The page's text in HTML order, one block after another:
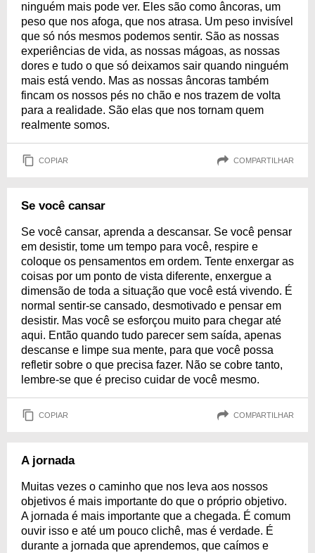
ninguém mais pode ver. Eles são como âncoras, um
peso que nos afoga, que nos atrasa. Um peso invisível
que só nós mesmos podemos sentir. São as nossas
experiências de vida, as nossas mágoas, as nossas
dores e tudo o que só deixamos sair quando ninguém
mais está vendo. Mas as nossas âncoras também
fincam os nossos pés no chão e nos trazem de volta
para a realidade. São elas que nos tornam quem
realmente somos.
COPIAR COMPARTILHAR
Se você cansar
Se você cansar, aprenda a descansar. Se você pensar
em desistir, tome um tempo para você, respire e
coloque os pensamentos em ordem. Tente enxergar as
coisas por um ponto de vista diferente, enxergue a
dimensão de toda a situação que você está vivendo. É
normal sentir-se cansado, desmotivado e pensar em
desistir. Mas você se esforçou muito para chegar até
aqui. Então quando tudo parecer sem saída, apenas
descanse e limpe sua mente, para que você possa
refletir sobre o que precisa fazer. Não se cobre tanto,
lembre-se que é preciso cuidar de você mesmo.
COPIAR COMPARTILHAR
A jornada
Muitas vezes o caminho que nos leva aos nossos
objetivos é mais importante do que o próprio objetivo.
A jornada é mais importante que a chegada. É comum
ouvir isso e até um pouco clichê, mas é verdade. É
durante a jornada que aprendemos, que caímos e